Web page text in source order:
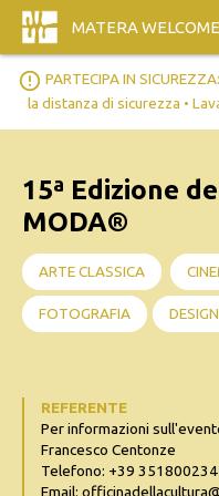
MATERA WELCOME
error_outline PARTECIPA IN
la distanza di sicurezza •
15ª Edizione
MODA®
ARTE CLASSICA
FOTOGRAFIA
REFERENTE
Per informazioni
Francesco Centonze
Telefono: +39
Email: